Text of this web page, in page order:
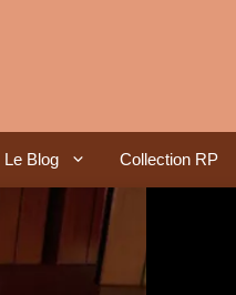
Le Blog Collection RP